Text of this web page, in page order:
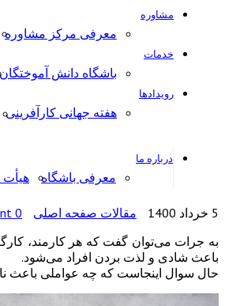
مشاوره
معرفی مرکز مشاوره
خدمات
باشگاه دانش آموختگان
رویدادها
هفته جهانی کارآفرینی
درباره ما
معرفی باشگاه هیأت
5 خرداد 1400 مقالات صفحه اصلی
0 Comment
به جرات می‌توان گفت که هر کارمند،
باعث شادی و لذت بردن افراد می‌شود.
حال سوال اینجاست که چه عواملی باعث